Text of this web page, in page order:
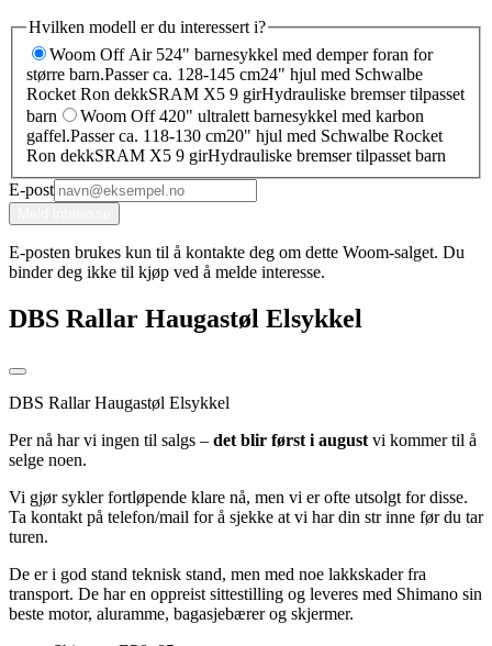
Hvilken modell er du interessert i?
Woom Off Air 524" barnesykkel med demper foran for
større barn.Passer ca. 128-145 cm24" hjul med Schwalbe
Rocket Ron dekkSRAM X5 9 girHydrauliske bremser tilpasset
barn
Woom Off 420" ultralett barnesykkel med karbon
gaffel.Passer ca. 118-130 cm20" hjul med Schwalbe Rocket
Ron dekkSRAM X5 9 girHydrauliske bremser tilpasset barn
E-post
E-posten brukes kun til å kontakte deg om dette Woom-salget. Du
binder deg ikke til kjøp ved å melde interesse.
DBS Rallar Haugastøl Elsykkel
DBS Rallar Haugastøl Elsykkel
Per nå har vi ingen til salgs – det blir først i august vi kommer til å
selge noen.
Vi gjør sykler fortløpende klare nå, men vi er ofte utsolgt for disse.
Ta kontakt på telefon/mail for å sjekke at vi har din str inne før du tar
turen.
De er i god stand teknisk stand, men med noe lakkskader fra
transport. De har en oppreist sittestilling og leveres med Shimano sin
beste motor, aluramme, bagasjebærer og skjermer.